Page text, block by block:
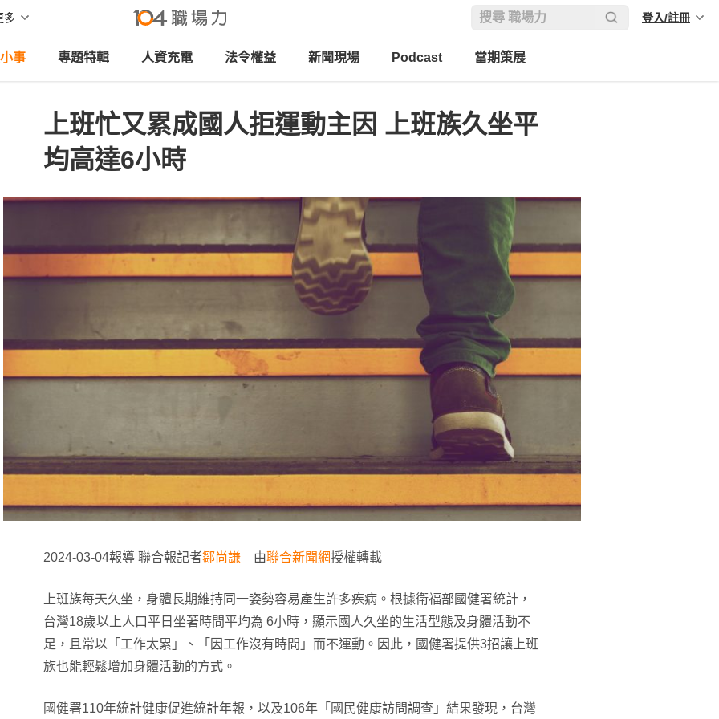
多 登入/註冊
事 專題特輯 人資充電 法令權益 新聞現場 Podcast 當期策展
上班忙又累成國人拒運動主因 上班族久坐平
均高達6小時
2024-03-04報導 聯合報記者鄒尚謙 由聯合新聞網授權轉載
上班族每天久坐，身體長期維持同一姿勢容易產生許多疾病。根據衛福部國健署統計，
台灣18歲以上人口平日坐著時間平均為 6小時，顯示國人久坐的生活型態及身體活動不
足，且常以「工作太累」、「因工作沒有時間」而不運動。因此，國健署提供3招讓上班
族也能輕鬆增加身體活動的方式。
國健署110年統計健康促進統計年報，以及106年「國民健康訪問調查」結果發現，台灣